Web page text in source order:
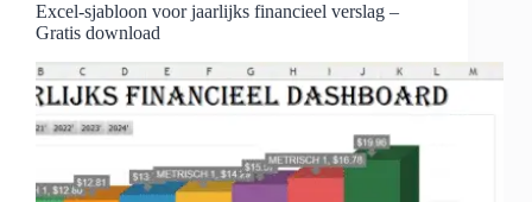
Excel-sjabloon voor jaarlijks financieel verslag –
Gratis download